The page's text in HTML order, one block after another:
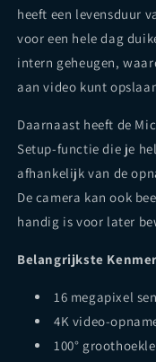
heeft een levensduur
voor een hele dag
intern geheugen,
aan video kunt
Daarnaast heeft de
Setup-functie die je
afhankelijk van de
De camera kan ook
handig is voor later
Belangrijkste
16 megapixel
4K video-
100°